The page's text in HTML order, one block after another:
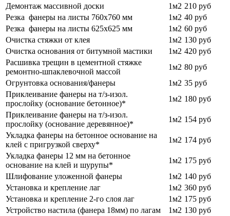
Демонтаж массивной доски
1м2 210 руб
Резка фанеры на листы 760х760 мм
1м2 40 руб
Резка фанеры на листы 625х625 мм
1м2 60 руб
Очистка стяжки от клея
1м2 130 руб
Очистка основания от битумной мастики
1м2 420 руб
Расшивка трещин в цементной стяжке
ремонтно-шпаклевочной массой
1м2 80 руб
Огрунтовка основания/фанеры
1м2 35 руб
Приклеивание фанеры на т/з-изол.
прослойку (основание бетонное)*
1м2 180 руб
Приклеивание фанеры на т/з-изол.
прослойку (основание деревянное)*
1м2 154 руб
Укладка фанеры на бетонное основание на
клей с пригрузкой сверху*
1м2 174 руб
Укладка фанеры 12 мм на бетонное
основание на клей и шурупы*
1м2 175 руб
Шлифование уложенной фанеры
1м2 140 руб
Установка и крепление лаг
1м2 360 руб
Установка и крепление 2-го слоя лаг
1м2 175 руб
Устройство настила (фанера 18мм) по лагам
1м2 130 руб